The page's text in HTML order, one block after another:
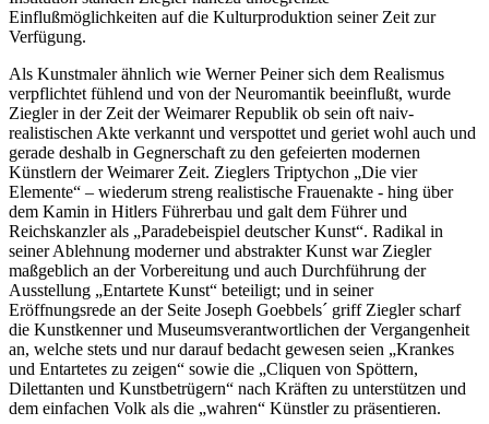
Einflußmöglichkeiten auf die Kulturproduktion seiner Zeit zur
Verfügung.
Als Kunstmaler ähnlich wie Werner Peiner sich dem Realismus
verpflichtet fühlend und von der Neuromantik beeinflußt, wurde
Ziegler in der Zeit der Weimarer Republik ob sein oft naiv-
realistischen Akte verkannt und verspottet und geriet wohl auch und
gerade deshalb in Gegnerschaft zu den gefeierten modernen
Künstlern der Weimarer Zeit. Zieglers Triptychon „Die vier
Elemente“ – wiederum streng realistische Frauenakte - hing über
dem Kamin in Hitlers Führerbau und galt dem Führer und
Reichskanzler als „Paradebeispiel deutscher Kunst“. Radikal in
seiner Ablehnung moderner und abstrakter Kunst war Ziegler
maßgeblich an der Vorbereitung und auch Durchführung der
Ausstellung „Entartete Kunst“ beteiligt; und in seiner
Eröffnungsrede an der Seite Joseph Goebbels´ griff Ziegler scharf
die Kunstkenner und Museumsverantwortlichen der Vergangenheit
an, welche stets und nur darauf bedacht gewesen seien „Krankes
und Entartetes zu zeigen“ sowie die „Cliquen von Spöttern,
Dilettanten und Kunstbetrügern“ nach Kräften zu unterstützen und
dem einfachen Volk als die „wahren“ Künstler zu präsentieren.